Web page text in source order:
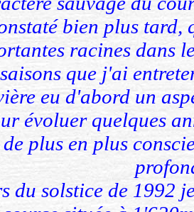
bien plus tard,
racines dans
que j'ai
eu d'abord un
évoluer quelques
plus en plus
du solstice de 1992